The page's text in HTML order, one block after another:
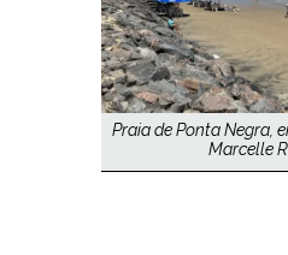
Praia de Ponta Negra,
Marcelle